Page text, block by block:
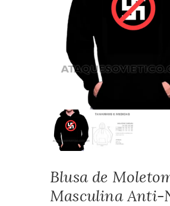
Blusa de
Masculina Anti-